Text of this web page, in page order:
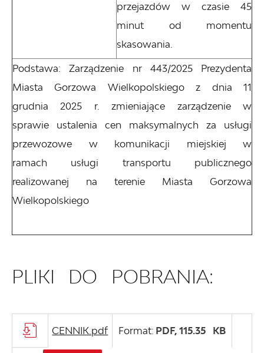
przejazdów w czasie 45
minut od momentu
skasowania.
Podstawa: Zarządzenie nr 443/2025 Prezydenta
Miasta Gorzowa Wielkopolskiego z dnia 11
grudnia 2025 r. zmieniające zarządzenie w
sprawie ustalenia cen maksymalnych za usługi
przewozowe w komunikacji miejskiej w
ramach usługi transportu publicznego
realizowanej na terenie Miasta Gorzowa
Wielkopolskiego
PLIKI DO POBRANIA:
CENNIK.pdf Format: PDF, 115.35 KB